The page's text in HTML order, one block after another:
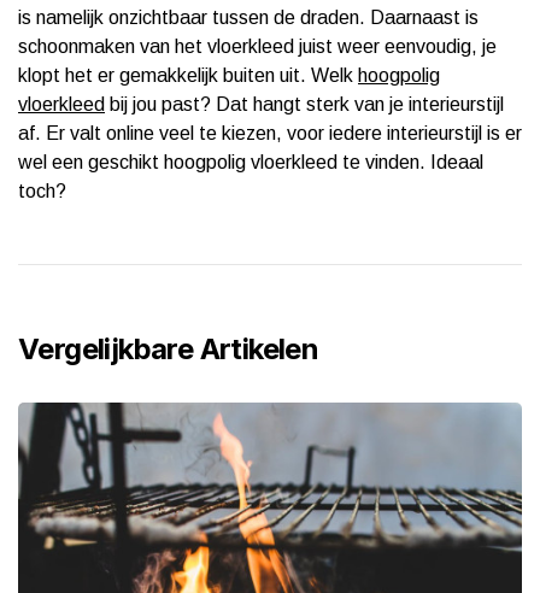
is namelijk onzichtbaar tussen de draden. Daarnaast is
schoonmaken van het vloerkleed juist weer eenvoudig, je
klopt het er gemakkelijk buiten uit. Welk hoogpolig
vloerkleed bij jou past? Dat hangt sterk van je interieurstijl
af. Er valt online veel te kiezen, voor iedere interieurstijl is er
wel een geschikt hoogpolig vloerkleed te vinden. Ideaal
toch?
Vergelijkbare Artikelen